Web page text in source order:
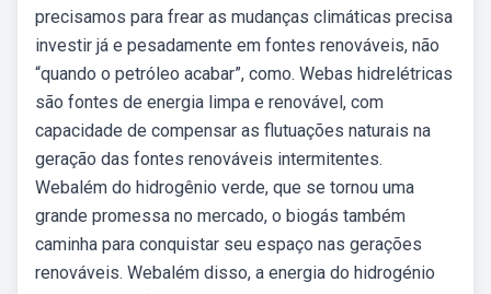
precisamos para frear as mudanças climáticas precisa
investir já e pesadamente em fontes renováveis, não
“quando o petróleo acabar”, como. Webas hidrelétricas
são fontes de energia limpa e renovável, com
capacidade de compensar as flutuações naturais na
geração das fontes renováveis intermitentes.
Webalém do hidrogênio verde, que se tornou uma
grande promessa no mercado, o biogás também
caminha para conquistar seu espaço nas gerações
renováveis. Webalém disso, a energia do hidrogénio